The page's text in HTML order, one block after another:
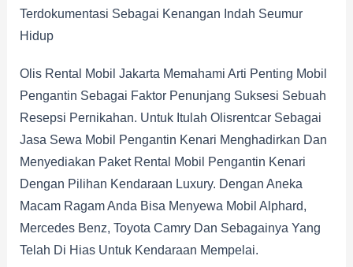
Terdokumentasi Sebagai Kenangan Indah Seumur
Hidup
Olis Rental Mobil Jakarta Memahami Arti Penting Mobil
Pengantin Sebagai Faktor Penunjang Suksesi Sebuah
Resepsi Pernikahan. Untuk Itulah Olisrentcar Sebagai
Jasa Sewa Mobil Pengantin Kenari Menghadirkan Dan
Menyediakan Paket Rental Mobil Pengantin Kenari
Dengan Pilihan Kendaraan Luxury. Dengan Aneka
Macam Ragam Anda Bisa Menyewa Mobil Alphard,
Mercedes Benz, Toyota Camry Dan Sebagainya Yang
Telah Di Hias Untuk Kendaraan Mempelai.